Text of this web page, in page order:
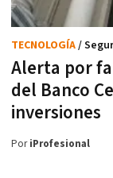
Alerta por
del Banco
inversiones
TECNOLOGÍA/
PoriProfesional